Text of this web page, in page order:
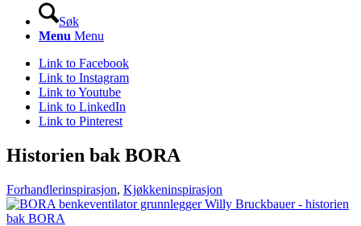
Søk
Menu Menu
Link to Facebook
Link to Instagram
Link to Youtube
Link to LinkedIn
Link to Pinterest
Historien bak BORA
Forhandlerinspirasjon, Kjøkkeninspirasjon